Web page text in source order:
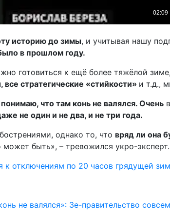
историю до зимы, и учитывая нашу
в прошлом году.
готовиться к ещё более тяжёлой
стратегические «стийкости» и т.д.,
что там конь не валялся. Очень
не один и не два, и не три года.
однако то, что вряд ли она
может быть», – тревожился укро-эксперт.
к отключениям по 20 часов грядущей
не валялся»: Зе-правительство